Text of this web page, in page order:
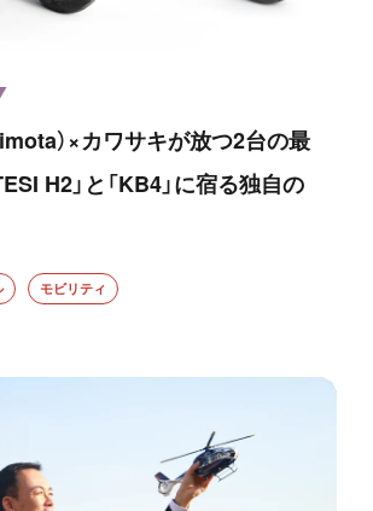
）×カワサキが放つ2台の最
H2」と「KB4」に宿る独自の
モビリティ